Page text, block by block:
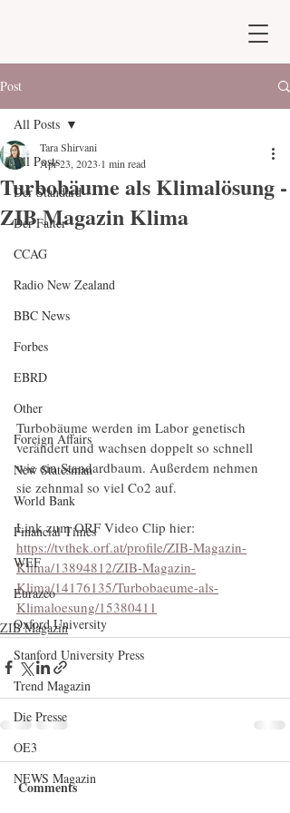
Post
All Posts
Der Standard
Der Falter
CCAG
Radio New Zealand
BBC News
Forbes
EBRD
Other
Foreign Affairs
New Statesman
World Bank
Financial Times
WEF
Eurazeo
Oxford University
Stanford University Press
Trend Magazin
Die Presse
OE3
NEWS Magazin
All Posts
Turbobäume als Klimalösung -
ZIB Magazin Klima
Tara Shirvani
Apr 23, 2023 1 min read
Turbobäume werden im Labor genetisch
verändert und wachsen doppelt so schnell
wie ein Standardbaum. Außerdem nehmen
sie zehnmal so viel Co2 auf.
Link zum ORF Video Clip hier:
https://tvthek.orf.at/profile/ZIB-Magazin-
Klima/13894812/ZIB-Magazin-
Klima/14176135/Turbobaeume-als-
Klimaloesung/15380411
ZIB Magazin
Comments